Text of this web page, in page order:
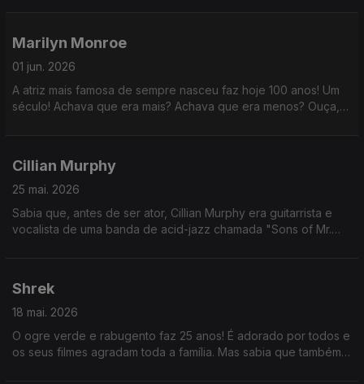
Marilyn Monroe
01 jun. 2026
A atriz mais famosa de sempre nasceu faz hoje 100 anos! Um
século! Achava que era mais? Achava que era menos? Ouça,
Cillian Murphy
25 mai. 2026
Sabia que, antes de ser ator, Cillian Murphy era guitarrista e
vocalista de uma banda de acid-jazz chamada "Sons of Mr.
Shrek
18 mai. 2026
O ogre verde e rabugento faz 25 anos! É adorado por todos e
os seus filmes agradam toda a família. Mas sabia que também